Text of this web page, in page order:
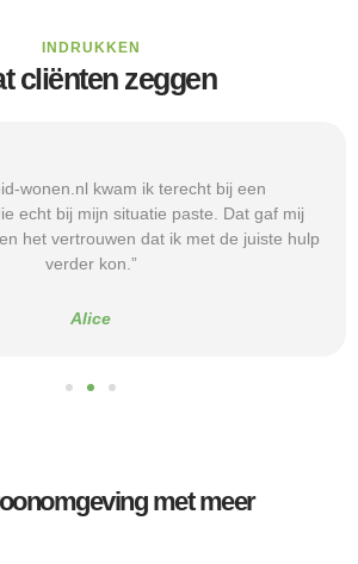
INDRUKKEN
cliënten zeggen
wonen.nl kwam ik terecht bij een
echt bij mijn situatie paste. Dat gaf mij
het vertrouwen dat ik met de juiste hulp
verder kon.”
Alice
met meer